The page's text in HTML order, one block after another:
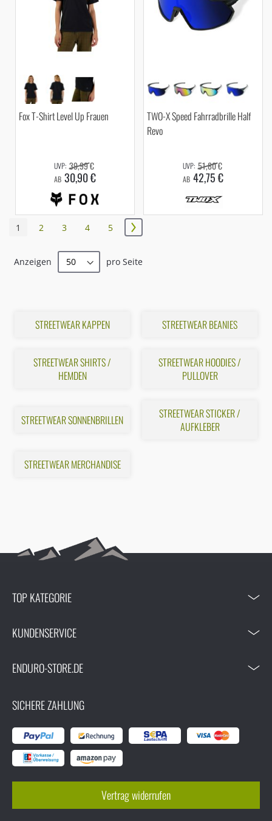
Fox T-Shirt Level Up Frauen
AB 30,90 €
39,99 €
TWO-X Speed Fahrradbrille Half
Revo
AB 42,75 €
51,80 €
Seite
Sie
gerade
1 Seite
2 Seite
3 Seite
4 Seite
5
Seite
Weiter
Anzeigen pro Seite
STREETWEAR KAPPEN STREETWEAR BEANIES
STREETWEAR SHIRTS /
HEMDEN
STREETWEAR HOODIES /
PULLOVER
STREETWEAR SONNENBRILLEN
STREETWEAR STICKER /
AUFKLEBER
STREETWEAR MERCHANDISE
TOP KATEGORIE
KUNDENSERVICE
ENDURO-STORE.DE
SICHERE ZAHLUNG
Vertrag widerrufen